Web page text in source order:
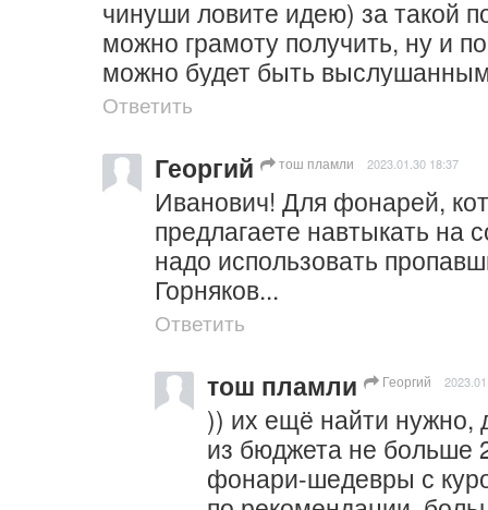
чинуши ловите идею) за такой
можно грамоту получить, ну и
можно будет быть
Ответить
Георгий тош пламли 2023.01.30 18:37
Иванович! Для фонарей,
предлагаете навтыкать на
надо использовать
Горняков...
Ответить
тош пламли Георгий
)) их ещё найти нужно,
из бюджета не больше
фонари-шедевры с